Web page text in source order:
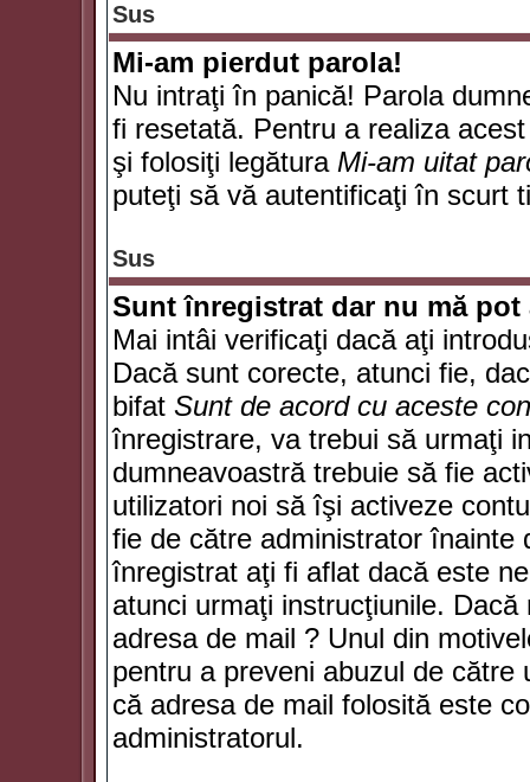
Sus
Mi-am pierdut parola!
Nu intraţi în panică! Parola
fi resetată. Pentru a realiza
şi folosiţi legătura Mi-am uitat
puteţi să vă autentificaţi în scurt
Sus
Sunt înregistrat dar nu mă
Mai intâi verificaţi dacă aţi
Dacă sunt corecte, atunci fie,
bifat Sunt de acord cu aceste
înregistrare, va trebui să urmaţi
dumneavoastră trebuie să fie
utilizatori noi să îşi activeze
fie de către administrator înainte
înregistrat aţi fi aflat dacă este
atunci urmaţi instrucţiunile.
adresa de mail ? Unul din
pentru a preveni abuzul de către
că adresa de mail folosită este
administratorul.